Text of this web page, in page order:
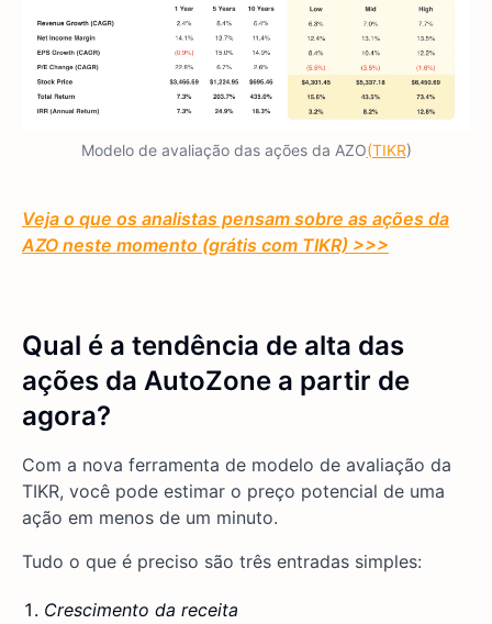
Modelo de avaliação das ações da AZO(TIKR)
Veja o que os analistas pensam sobre as ações da
AZO neste momento (grátis com TIKR) >>>
Qual é a tendência de alta das
ações da AutoZone a partir de
agora?
Com a nova ferramenta de modelo de avaliação da
TIKR, você pode estimar o preço potencial de uma
ação em menos de um minuto.
Tudo o que é preciso são três entradas simples:
Crescimento da receita